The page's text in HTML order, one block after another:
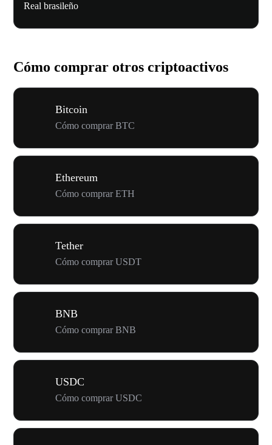
Real brasileño
Cómo comprar otros criptoactivos
Bitcoin
Cómo comprar BTC
Ethereum
Cómo comprar ETH
Tether
Cómo comprar USDT
BNB
Cómo comprar BNB
USDC
Cómo comprar USDC